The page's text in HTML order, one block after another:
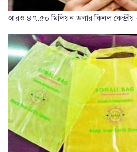
আরও ৪৭.৫০ মিলিয়ন ডলার কিনল কেন্দ্রীয়